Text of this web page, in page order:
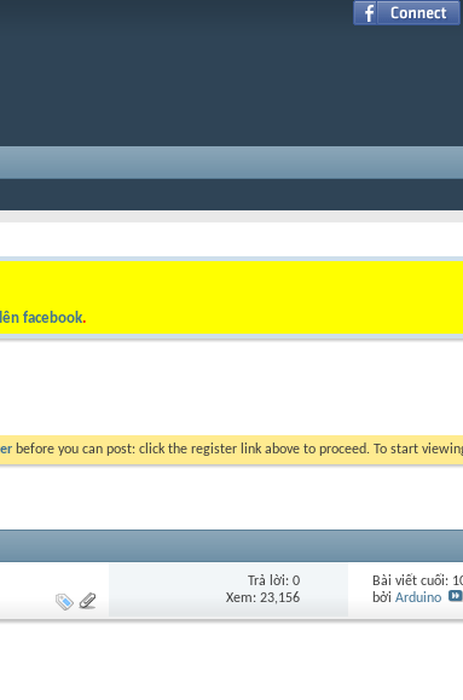
facebook.
before you can post: click the register link above to proceed. To start
Trả lời: 0
Xem: 23,156
Bài viết cuối:
bởi Arduino